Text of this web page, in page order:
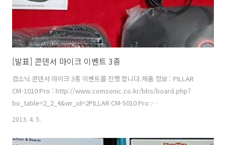
[발표] 콘덴서 마이크 이벤트 3종
컴소닉 콘덴서 마이크 3종 이벤트를 진행 합니다.제품 정보 : PILLAR
CM-1010 Pro : http://www.comsonic.co.kr/bbs/board.php?
bo_table=2_2_4&wr_id=2PILLAR CM-5010 Pro :
http://www.comsonic.co.kr/bbs/board.php?
http://www.comsonic.co.kr/bbs/board.php?
2013. 4. 5.